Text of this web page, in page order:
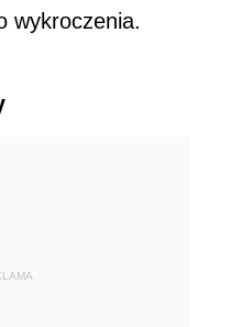
wykroczenia.